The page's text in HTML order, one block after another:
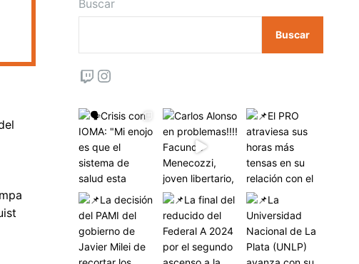
Buscar
Buscar
Twitch